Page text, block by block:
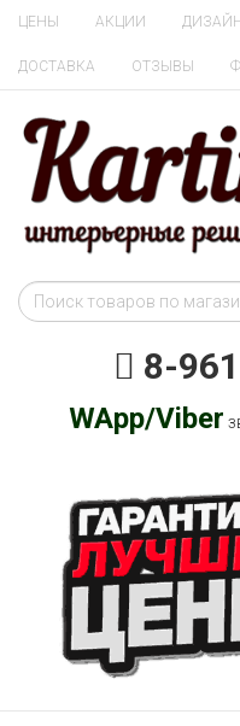
ЦЕНЫ АКЦИИ
ДОСТАВКА ОТЗЫВЫ
8-
WApp/Viber